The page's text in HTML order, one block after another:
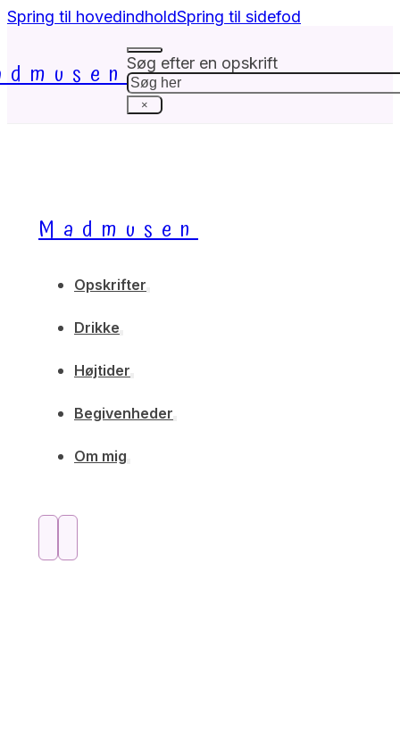
Spring til hovedindholdSpring til sidefod
Søg efter en opskrift
Søg
×
Madmusen
Opskrifter
Drikke
Højtider
Begivenheder
Om mig